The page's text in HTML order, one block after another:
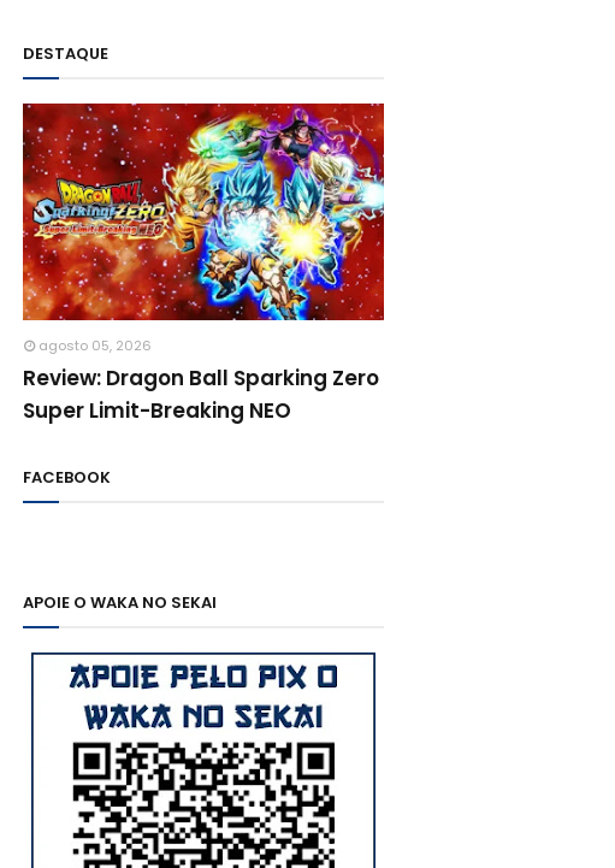
DESTAQUE
agosto 05, 2026
Review: Dragon Ball Sparking Zero
Super Limit-Breaking NEO
FACEBOOK
APOIE O WAKA NO SEKAI